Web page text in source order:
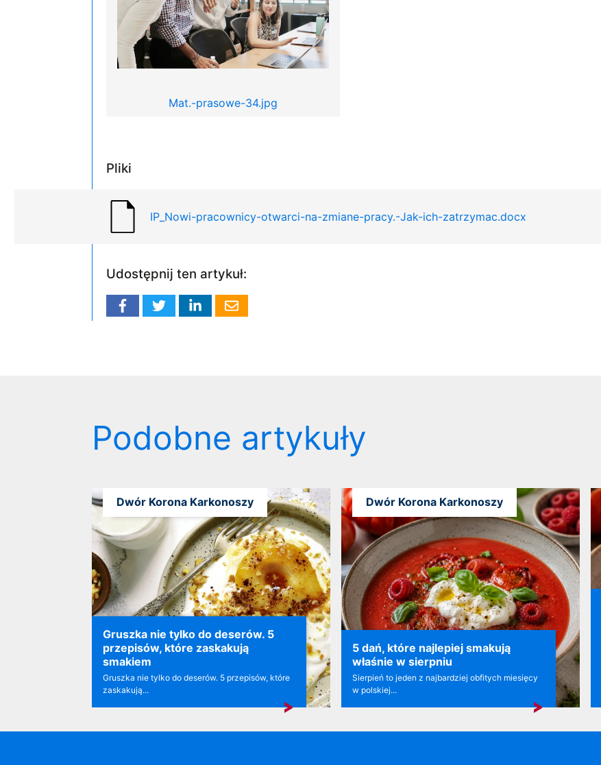
Mat.-prasowe-34.jpg
Pliki
IP_Nowi-pracownicy-otwarci-na-zmiane-pracy.-Jak-ich-zatrzymac.docx
Udostępnij ten artykuł:
Podobne artykuły
Gruszka nie tylko do deserów. 5
przepisów, które zaskakują
smakiem
Gruszka nie tylko do deserów. 5 przepisów, które
zaskakują...
Dwór Korona Karkonoszy
5 dań, które najlepiej smakują
właśnie w sierpniu
Sierpień to jeden z najbardziej obfitych miesięcy
w polskiej...
Dwór Korona Karkonoszy